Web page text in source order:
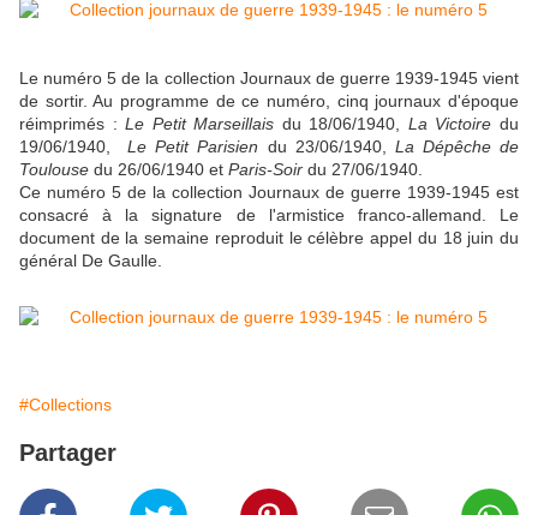
Le numéro 5 de la collection Journaux de guerre 1939-1945 vient
de sortir. Au programme de ce numéro, cinq journaux d'époque
réimprimés :Le Petit Marseillais du 18/06/1940, La Victoire du
19/06/1940,Le Petit Parisien du 23/06/1940, La Dépêche de
Toulouse du 26/06/1940 et Paris-Soir du 27/06/1940.
Ce numéro 5 de la collection Journaux de guerre 1939-1945 est
consacré à la signature de l'armistice franco-allemand. Le
document de la semaine reproduit le célèbre appel du 18 juin du
général De Gaulle.
#Collections
Partager